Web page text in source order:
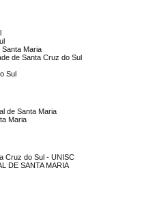
Santa Maria
de Santa Cruz do Sul
Sul
de Santa Maria
Maria
Cruz do Sul - UNISC
DE SANTA MARIA